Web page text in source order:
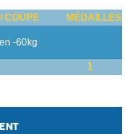
COUPE MÉDAILLES
-60kg
1